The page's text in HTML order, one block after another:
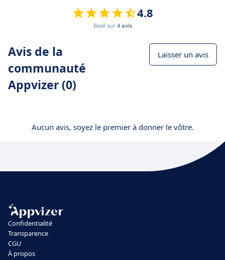
4.8
Basé sur 4 avis
Avis de la
communauté
Appvizer (0)
Laisser un avis
Aucun avis, soyez le premier à donner le vôtre.
Confidentialité
Transparence
CGU
À propos